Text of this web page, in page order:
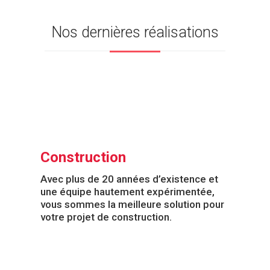
Nos dernières réalisations
Construction
Avec plus de 20 années d’existence et
une équipe hautement expérimentée,
vous sommes la meilleure solution pour
votre projet de construction.